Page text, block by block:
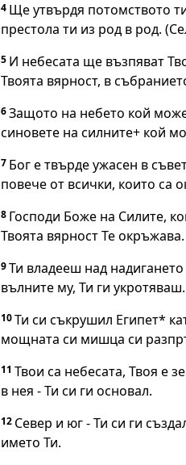
4 Ще утвърдя потомството
престола ти из род в род.
5 И небесата ще възпяват
Твоята вярност, в
6Защото на небето кой
синовете на силните+ кой
7 Бог е твърде ужасен в
повече от всички, които са
8 Господи Боже на Силите,
Твоята вярност Те окръжава.
9Ти владееш над
вълните му, Ти ги укротяваш.
10Ти си съкрушил Египет*
мощната си мишца си
11 Твои са небесата, Твоя е
в нея - Ти си ги основал.
12 Север и юг - Ти си ги
името Ти.